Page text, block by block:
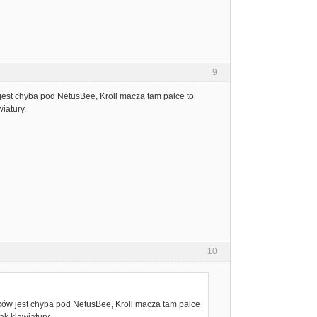
9
chyba pod NetusBee, Kroll macza tam palce to
10
jest chyba pod NetusBee, Kroll macza tam palce